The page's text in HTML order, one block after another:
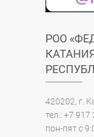
РОО
420202, г.
тел.: +7 917
пон-пят с